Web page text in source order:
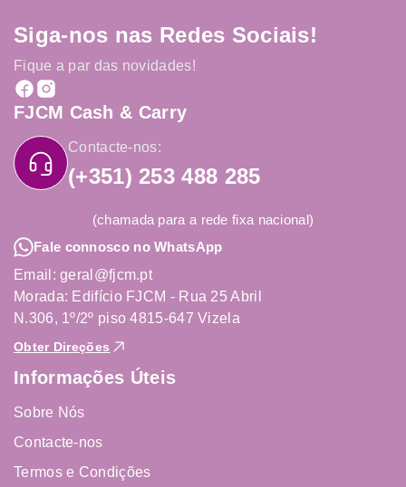
Siga-nos nas Redes Sociais!
Fique a par das novidades!
FJCM Cash & Carry
Contacte-nos:
(+351) 253 488 285
(chamada para a rede fixa nacional)
Fale connosco no WhatsApp
Email: geral@fjcm.pt
Morada: Edifício FJCM - Rua 25 Abril
N.306, 1º/2º piso 4815-647 Vizela
Obter Direções
Informações Úteis
Sobre Nós
Contacte-nos
Termos e Condições